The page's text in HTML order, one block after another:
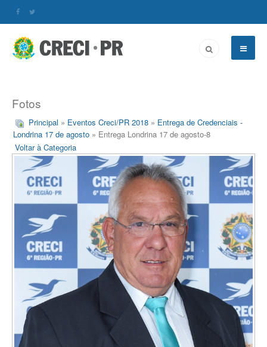
Fotos
Principal » Eventos Creci/PR 2018 » Entrega de Credenciais -
Londrina 17 de agosto » Entrega Londrina 17 de agosto-8
Voltar à Categoria